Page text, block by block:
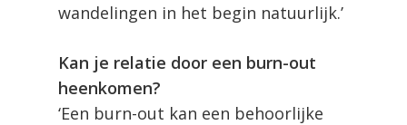
wandelingen in het begin natuurlijk.’
Kan je relatie door een burn-out
heenkomen?
‘Een burn-out kan een behoorlijke